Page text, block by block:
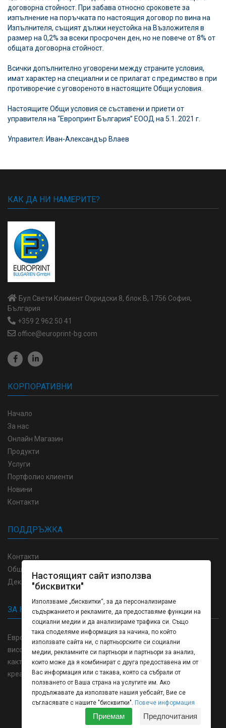
договорна стойност. При забава относно сроковете за
изпълнение на поръчката по настоящия договор по вина на
Изпълнителя, същият дължи неустойка на Възложителя в
размер на 0,2% за всеки просрочен ден, но не повече от 8% от
общата договорна стойност.
Всички допълнително уговорени между страните условия,
имат характер на специални и се прилагат с предимство в при
противоречие с уговореното в настоящите Общи условия.
Настоящите Общи условия се съставени и приети от
управителя на “Европринт България” ЕООД на 5.1..2021 г.
Управител: Иван-Александър Влаев
КАК ДА НИ НАМЕРИТЕ?
Бул Свети Климент Охридски 8, блок В, 1756 София,
България
+359 2 962 50 41
office@europrint-bg.com
КОРПОРАТИВНИ
Начало
За нас
Онлайн Магазин
Продукти
Услуги
Портфолио клиенти
Новини
Контакти
ПОДДРЪЖКА
Контакти
Общи условия
Декларация за поверителност
ЗА НАС
Европринт България отпечатване и изработка пълна гама
висококачествени продукти в областта на полиграфията,
както и напълно затворен цикъл на производство от
креативната концепция до готовото изделие.
Europrint © 2026 Всички права запазени.
Настоящият сайт използва
"бисквитки"
Използваме „бисквитки“, за да персонализираме
съдържанието и рекламите, да предоставяме функции на
социални медии и да анализираме трафика си. Също
така споделяме информация за начина, по който
използвате сайта ни, с партньорските си социални
медии, рекламните си партньори и партньори за анализ,
които може да я комбинират с друга предоставена им от
Вас информация или с такава, която са събрали от
ползването от Ваша страна на услугите им. Ако
продължавате да използвате нашия уебсайт, Вие се
съгласявате с нашите "бисквитки". Повече информация
Приемам Предпочитания